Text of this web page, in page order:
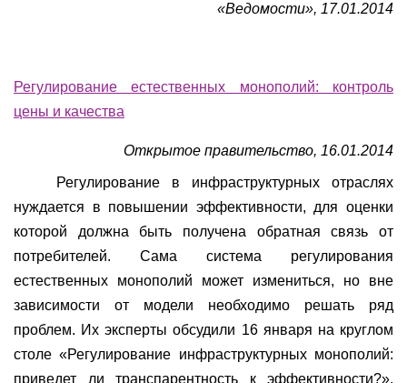
«Ведомости», 17.01.2014
Регулирование естественных монополий: контроль
цены и качества
Открытое правительство, 16.01.2014
Регулирование в инфраструктурных отраслях
нуждается в повышении эффективности, для оценки
которой должна быть получена обратная связь от
потребителей. Сама система регулирования
естественных монополий может измениться, но вне
зависимости от модели необходимо решать ряд
проблем. Их эксперты обсудили 16 января на круглом
столе «Регулирование инфраструктурных монополий:
приведет ли транспарентность к эффективности?»,